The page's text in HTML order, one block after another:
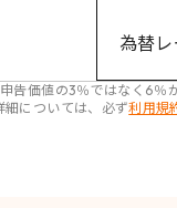
為替
告価値の3％ではなく6％
細については、必ず利用規